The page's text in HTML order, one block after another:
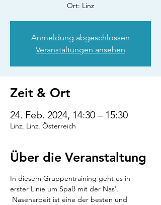
Ort: Linz
Anmeldung abgeschlossen
Veranstaltungen ansehen
Zeit & Ort
24. Feb. 2024, 14:30 – 15:30
Linz, Linz, Österreich
Über die Veranstaltung
In diesem Gruppentraining geht es in
erster Linie um Spaß mit der Nas'.
Nasenarbeit ist eine der besten und